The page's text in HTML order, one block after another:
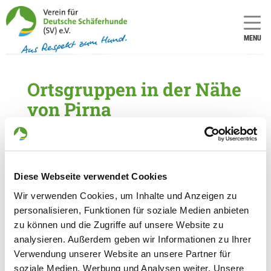
Diese Webseite verwendet Cookies
Wir verwenden Cookies, um Inhalte und Anzeigen zu
personalisieren, Funktionen für soziale Medien anbieten
zu können und die Zugriffe auf unsere Website zu
analysieren. Außerdem geben wir Informationen zu Ihrer
Verwendung unserer Website an unsere Partner für
soziale Medien, Werbung und Analysen weiter. Unsere
MENU
Ortsgruppen in der Nähe
von Pirna
5 Ortsgruppen im Umkreis von 20 km gefunden
Müglitztalstraße
01773 Bärenstein
OG - Heidenau e.V.
Details
Elbstr. 11
01809 Heidenau